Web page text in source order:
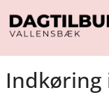
Indkøring